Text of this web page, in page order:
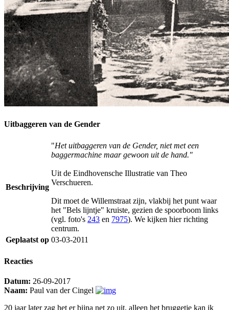
Uitbaggeren van de Gender
Beschrijving
"Het uitbaggeren van de Gender, niet met een
baggermachine maar gewoon uit de hand."
Uit de Eindhovensche Illustratie van Theo
Verschueren.
Dit moet de Willemstraat zijn, vlakbij het punt waar
het "Bels lijntje" kruiste, gezien de spoorboom links
(vgl. foto's 243 en 7975). We kijken hier richting
centrum.
Geplaatst op 03-03-2011
Reacties
Datum: 26-09-2017
Naam: Paul van der Cingel
20 jaar later zag het er bijna net zo uit, alleen het bruggetje kan ik